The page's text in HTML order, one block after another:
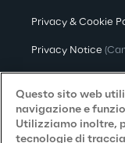
Privacy & Cookie
Privacy Notice
Privacy Notice
Privacy Notice
Questo sito web
navigazione e
Utilizziamo inoltre,
tecnologie di